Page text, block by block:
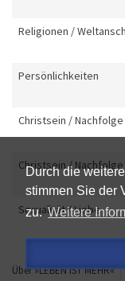
Durch die
stimmen Sie der
zu.Weitere
Religionen /
Persönlichkeiten
Christsein / Nachfolge
Christsein / Nachfolge
Sexualität / Liebe
Über »LEBEN IST MEHR«